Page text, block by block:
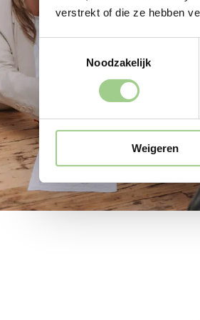
verstrekt of die ze hebben
Noodzakelijk
Weigeren